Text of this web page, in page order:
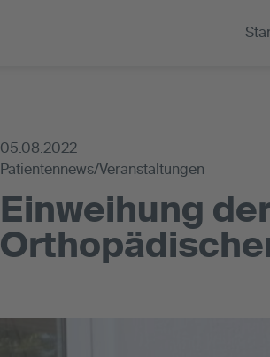
05.08.2022
Patientennews/Veranstaltungen
Einweihung